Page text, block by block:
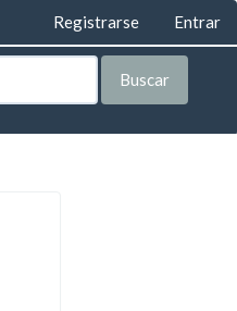
Registrarse Entrar
Buscar